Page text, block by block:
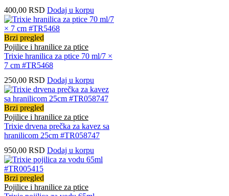
400,00 RSD Dodaj u korpu
Brzi pregled
Pojilice i hranilice za ptice
Trixie hranilica za ptice 70 ml/7 ×
7 cm #TR5468
250,00 RSD Dodaj u korpu
Brzi pregled
Pojilice i hranilice za ptice
Trixie drvena prečka za kavez sa
hranilicom 25cm #TR058747
950,00 RSD Dodaj u korpu
Brzi pregled
Pojilice i hranilice za ptice